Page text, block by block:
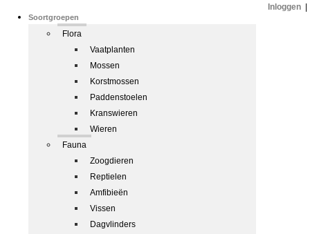
Soortgroepen
Flora
Vaatplanten
Mossen
Korstmossen
Paddenstoelen
Kranswieren
Wieren
Fauna
Zoogdieren
Reptielen
Amfibieën
Vissen
Dagvlinders
Inloggen